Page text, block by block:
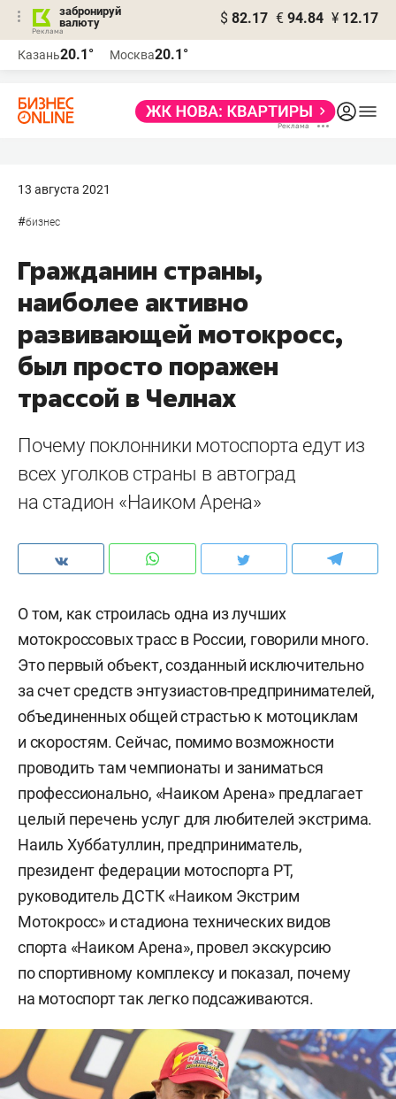
забронируй
валюту
$ 82.17 € 94.84 ¥ 12.17
Казань20.1° Москва20.1°
13 августа 2021
#бизнес
Гражданин страны,
наиболее активно
развивающей мотокросс,
был просто поражен
трассой в Челнах
Почему поклонники мотоспорта едут из
всех уголков страны в автоград
на стадион «Наиком Арена»
О том, как строилась одна из лучших
мотокроссовых трасс в России, говорили много.
Это первый объект, созданный исключительно
за счет средств энтузиастов-предпринимателей,
объединенных общей страстью к мотоциклам
и скоростям. Сейчас, помимо возможности
проводить там чемпионаты и заниматься
профессионально, «Наиком Арена» предлагает
целый перечень услуг для любителей экстрима.
Наиль Хуббатуллин, предприниматель,
президент федерации мотоспорта РТ,
руководитель ДСТК «Наиком Экстрим
Мотокросс» и стадиона технических видов
спорта «Наиком Арена», провел экскурсию
по спортивному комплексу и показал, почему
на мотоспорт так легко подсаживаются.